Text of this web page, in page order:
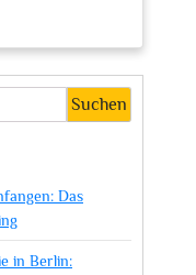
Suchen
Das
in Berlin: